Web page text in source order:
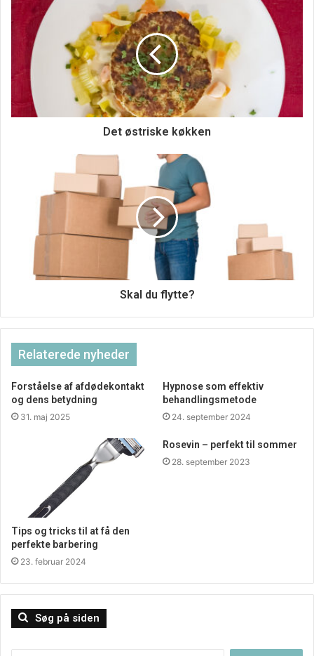
hvad vi kan, for at beskytte dette vitale økosystem.
Det østriske køkken
Skal du flytte?
Relaterede nyheder
Forståelse af afdødekontakt
og dens betydning
31. maj 2025
Hypnose som effektiv
behandlingsmetode
24. september 2024
Tips og tricks til at få den
perfekte barbering
23. februar 2024
Rosevin – perfekt til sommer
28. september 2023
Søg på siden